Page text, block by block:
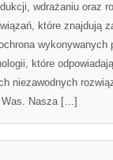
wdrażaniu oraz
które znajdują
wykonywanych
które
niezawodnych
Was. Nasza […]